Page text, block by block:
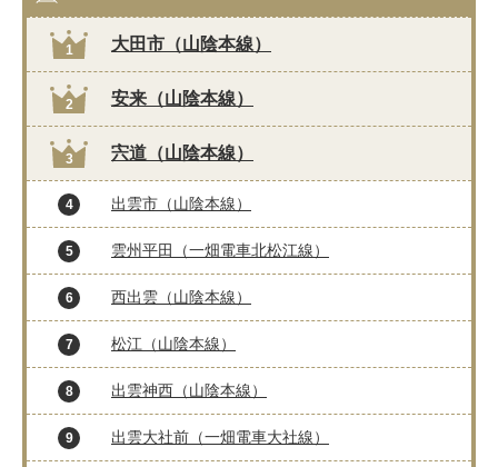
1 大田市（山陰本線）
2 安来（山陰本線）
3 宍道（山陰本線）
4 出雲市（山陰本線）
5 雲州平田（一畑電車北松江線）
6 西出雲（山陰本線）
7 松江（山陰本線）
8 出雲神西（山陰本線）
9 出雲大社前（一畑電車大社線）